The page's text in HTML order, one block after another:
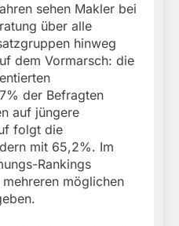
sehen Makler bei
über alle
hinweg
dem Vormarsch: die
der Befragten
auf jüngere
folgt die
mit 65,2%. Im
Rankings
möglichen